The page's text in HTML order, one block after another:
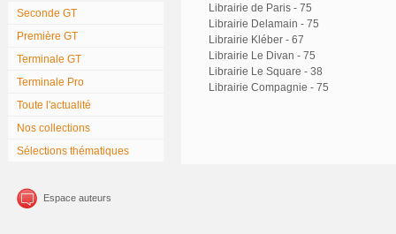
Seconde GT
Première GT
Terminale GT
Terminale Pro
Toute l'actualité
Nos collections
Sélections thématiques
Espace auteurs
Librairie de Paris - 75
Librairie Delamain - 75
Librairie Kléber - 67
Librairie Le Divan - 75
Librairie Le Square - 38
Librairie Compagnie - 75